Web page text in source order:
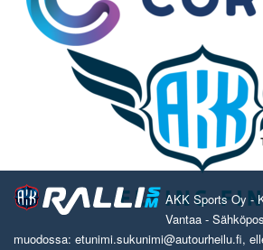
AKK Sports Oy -
Vantaa -
muodossa: etunimi.sukunimi@autourheilu.fi,